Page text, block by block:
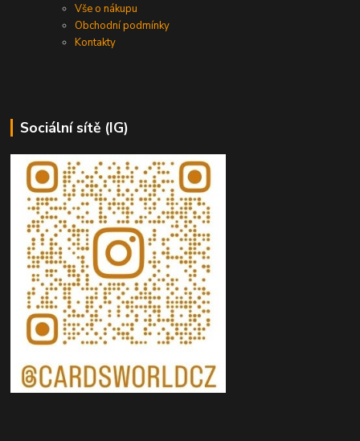
Vše o nákupu
Obchodní podmínky
Kontakty
Sociální sítě (IG)